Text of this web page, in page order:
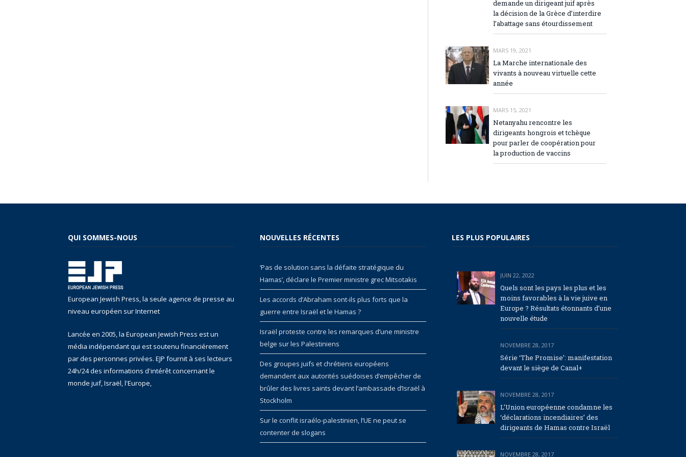
demande un dirigeant juif après
la décision de la Grèce d’interdire
l’abattage sans étourdissement
MARS 19, 2021
La Marche internationale des
vivants à nouveau virtuelle cette
année
MARS 15, 2021
Netanyahu rencontre les
dirigeants hongrois et tchèque
pour parler de coopération pour
la production de vaccins
QUI SOMMES-NOUS
European Jewish Press, la seule agence de presse au
niveau européen sur Internet
Lancée en 2005, la European Jewish Press est un
média indépendant qui est soutenu financiérement
par des personnes privées. EJP fournit à ses lecteurs
24h/24 des informations d'intérêt concernant le
monde juif, Israël, l'Europe,
NOUVELLES RÉCENTES
‘Pas de solution sans la défaite stratégique du
Hamas’, déclare le Premier ministre grec Mitsotakis
Les accords d’Abraham sont-ils plus forts que la
guerre entre Israël et le Hamas ?
Israël proteste contre les remarques d’une ministre
belge sur les Palestiniens
Des groupes juifs et chrétiens européens
demandent aux autorités suédoises d’empêcher de
brûler des livres saints devant l’ambassade d’Israël à
Stockholm
Sur le conflit israélo-palestinien, l’UE ne peut se
contenter de slogans
LES PLUS POPULAIRES
JUIN 22, 2022
Quels sont les pays les plus et les
moins favorables à la vie juive en
Europe ? Résultats étonnants d’une
nouvelle étude
NOVEMBRE 28, 2017
Série ‘The Promise’: manifestation
devant le siège de Canal+
NOVEMBRE 28, 2017
L’Union européenne condamne les
‘déclarations incendiaires’ des
dirigeants de Hamas contre Israël
NOVEMBRE 28, 2017